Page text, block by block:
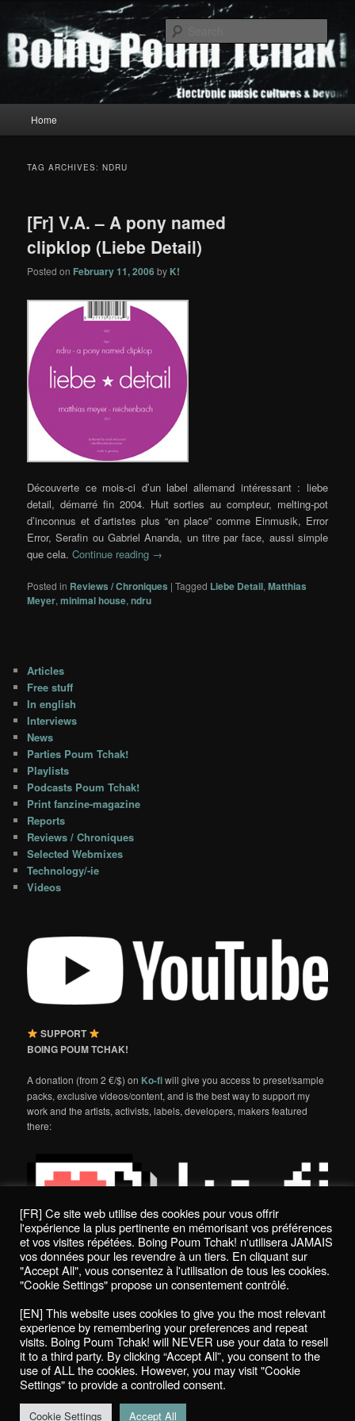
primary
content
secondary
contentBoing Poum Tchak!
Home
TAG ARCHIVES:NDRU
[Fr] V.A. – A pony named
clipklop (Liebe Detail)
Posted on February 11, 2006 by K!
Découverte ce mois-ci d’un label allemand intéressant : liebe
detail, démarré fin 2004. Huit sorties au compteur, melting-pot
d’inconnus et d’artistes plus “en place” comme Einmusik, Error
Error, Serafin ou Gabriel Ananda, un titre par face, aussi simple
que cela.Continue reading →
Posted in Reviews / Chroniques |Tagged Liebe Detail,Matthias
Meyer,minimal house,ndru
Articles
Free stuff
In english
Interviews
News
Parties Poum Tchak!
Playlists
Podcasts Poum Tchak!
Print fanzine-magazine
Reports
Reviews / Chroniques
Selected Webmixes
Technology/-ie
Videos
SUPPORT
BOING POUM TCHAK!
A donation (from 2 €/$) on Ko-fiwill give you access to preset/sample
packs, exclusive videos/content, and is the best way to support my
work and the artists, activists, labels, developers, makers featured
there:
Politique de confidentialité / Privacy Policy
Boing Poum Tchak! - 2022
Proudly powered by WordPress
[FR] Ce site web utilise des cookies pour vous offrir
l'expérience la plus pertinente en mémorisant vos préférences
et vos visites répétées. Boing Poum Tchak! n'utilisera JAMAIS
vos données pour les revendre à un tiers. En cliquant sur
"Accept All", vous consentez à l'utilisation de tous les cookies.
"Cookie Settings" propose un consentement contrôlé.
[EN] This website uses cookies to give you the most relevant
experience by remembering your preferences and repeat
visits. Boing Poum Tchak! will NEVER use your data to resell
it to a third party. By clicking “Accept All”, you consent to the
use of ALL the cookies. However, you may visit "Cookie
Settings" to provide a controlled consent.
Cookie Settings Accept All